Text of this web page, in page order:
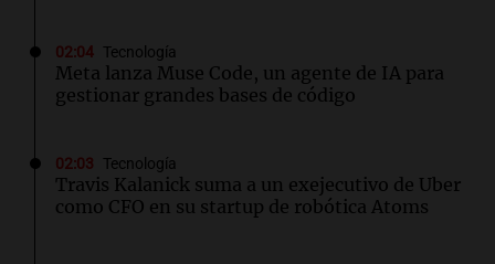
02:04 Tecnología
Meta lanza Muse Code, un agente de IA para
gestionar grandes bases de código
02:03 Tecnología
Travis Kalanick suma a un exejecutivo de Uber
como CFO en su startup de robótica Atoms